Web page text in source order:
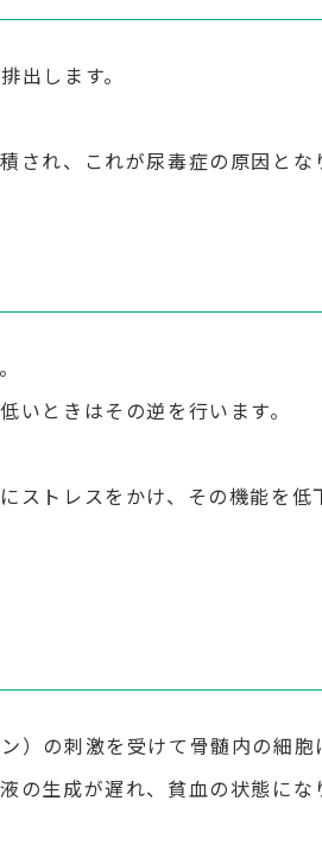
出します。
れ、これが尿毒症の原因とな
ときはその逆を行います。
ストレスをかけ、その機能を低
の刺激を受けて骨髄内の細胞
生成が遅れ、貧血の状態にな